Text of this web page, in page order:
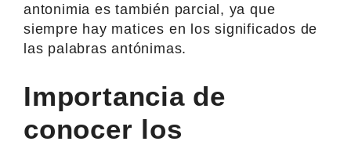
antonimia es también parcial, ya que
siempre hay matices en los significados de
las palabras antónimas.
Importancia de
conocer los